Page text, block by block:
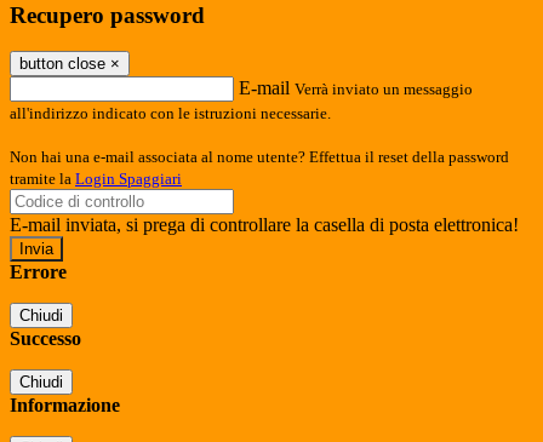
Recupero password
button close ×
E-mail Verrà inviato un messaggio
all'indirizzo indicato con le istruzioni necessarie.
Non hai una e-mail associata al nome utente? Effettua il reset della password
tramite la Login Spaggiari
E-mail inviata, si prega di controllare la casella di posta elettronica!
Errore
Chiudi
Successo
Chiudi
Informazione